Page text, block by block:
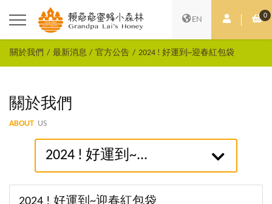
EN 會員中心0
購
關於我們 最新消息 官方公告 2024 ! 好運到~迎春紅包袋
關於我們
ABOUT US
2024 ! 好運到~...
2024 ! 好運到~迎春紅包袋